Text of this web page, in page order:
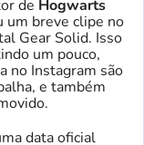
de Hogwarts
um breve clipe no
Gear Solid. Isso
um pouco,
no Instagram são
e também
data oficial